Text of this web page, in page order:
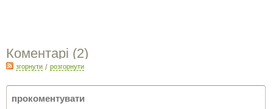
Коментарі (2)
згорнути / розгорнути